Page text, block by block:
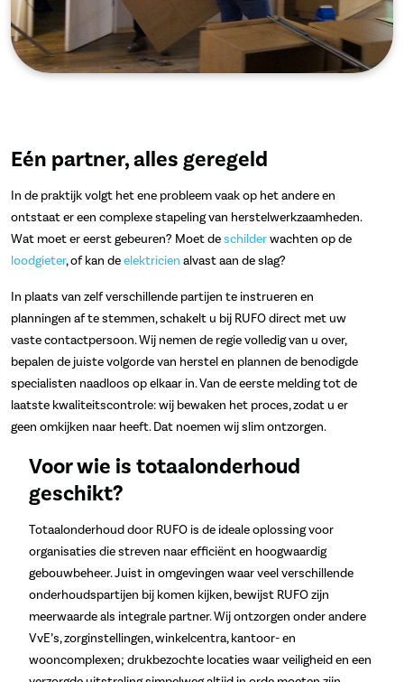
Eén partner, alles geregeld
In de praktijk volgt het ene probleem vaak op het andere en
ontstaat er een complexe stapeling van herstelwerkzaamheden.
Wat moet er eerst gebeuren? Moet deschilderwachten op de
loodgieter, of kan deelektricien alvast aan de slag?
In plaats van zelf verschillende partijen te instrueren en
planningen af te stemmen, schakelt u bij RUFO direct met uw
vaste contactpersoon. Wij nemen de regie volledig van u over,
bepalen de juiste volgorde van herstel en plannen de benodigde
specialisten naadloos op elkaar in. Van de eerste melding tot de
laatste kwaliteitscontrole: wij bewaken het proces, zodat u er
geen omkijken naar heeft. Dat noemen wij slim ontzorgen.
Voor wie is totaalonderhoud
geschikt?
Totaalonderhoud door RUFO is de ideale oplossing voor
organisaties die streven naar efficiënt en hoogwaardig
gebouwbeheer. Juist in omgevingen waar veel verschillende
onderhoudspartijen bij komen kijken, bewijst RUFO zijn
meerwaarde als integrale partner. Wij ontzorgen onder andere
VvE’s, zorginstellingen, winkelcentra, kantoor- en
wooncomplexen; drukbezochte locaties waar veiligheid en een